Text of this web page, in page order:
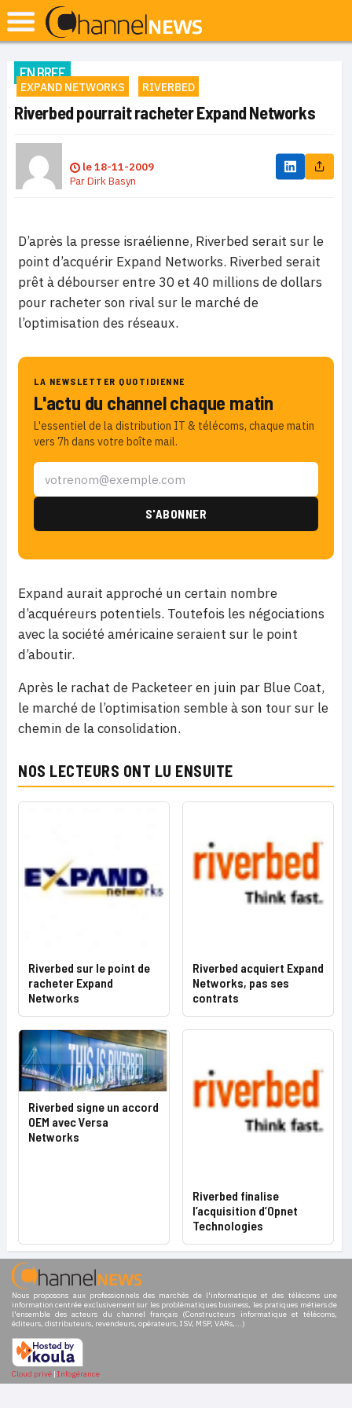
EN BREF
EXPAND NETWORKS RIVERBED
Riverbed pourrait racheter Expand Networks
le18-11-2009
ParDirk Basyn
D’après la presse israélienne, Riverbed serait sur le
point d’acquérir Expand Networks. Riverbed serait
prêt à débourser entre 30 et 40 millions de dollars
pour racheter son rival sur le marché de
l’optimisation des réseaux.
LA NEWSLETTER QUOTIDIENNE
L'actu du channel chaque matin
L'essentiel de la distribution IT & télécoms, chaque matin
vers 7h dans votre boîte mail.
Expand aurait approché un certain nombre
d’acquéreurs potentiels. Toutefois les négociations
avec la société américaine seraient sur le point
d’aboutir.
Après le rachat de Packeteer en juin par Blue Coat,
le marché de l’optimisation semble à son tour sur le
chemin de la consolidation.
NOS LECTEURS ONT LU ENSUITE
Riverbed sur le point de
racheter Expand
Networks
Riverbed acquiert Expand
Networks, pas ses
contrats
Riverbed signe un accord
OEM avec Versa
Networks
Riverbed finalise
l’acquisition d’Opnet
Technologies
Nous proposons aux professionnels des marchés de l'informatique et des télécoms une
information centrée exclusivement sur les problématiques business, les pratiques métiers de
l'ensemble des acteurs du channel français (Constructeurs informatique et télécoms,
éditeurs, distributeurs, revendeurs, opérateurs, ISV, MSP, VARs,...)
Cloud privé | Infogérance